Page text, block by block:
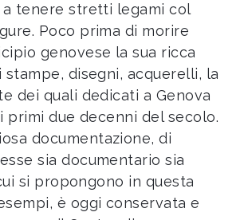
a tenere stretti legami col
Poco prima di morire
genovese la sua ricca
disegni, acquerelli, la
dei quali dedicati a Genova
primi due decenni del secolo.
documentazione, di
sia documentario sia
si propongono in questa
è oggi conservata e